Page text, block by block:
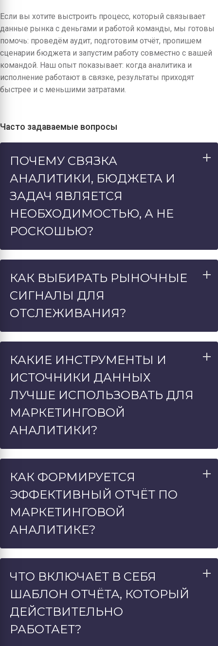
Если вы хотите выстроить процесс, который связывает
данные рынка с деньгами и работой команды, мы готовы
помочь: проведём аудит, подготовим отчёт, пропишем
сценарии бюджета и запустим работу совместно с вашей
командой. Наш опыт показывает: когда аналитика и
исполнение работают в связке, результаты приходят
быстрее и с меньшими затратами.
Часто задаваемые вопросы
ПОЧЕМУ СВЯЗКА
АНАЛИТИКИ, БЮДЖЕТА И
ЗАДАЧ ЯВЛЯЕТСЯ
НЕОБХОДИМОСТЬЮ, А НЕ
РОСКОШЬЮ?
КАК ВЫБИРАТЬ РЫНОЧНЫЕ
СИГНАЛЫ ДЛЯ
ОТСЛЕЖИВАНИЯ?
КАКИЕ ИНСТРУМЕНТЫ И
ИСТОЧНИКИ ДАННЫХ
ЛУЧШЕ ИСПОЛЬЗОВАТЬ ДЛЯ
МАРКЕТИНГОВОЙ
АНАЛИТИКИ?
КАК ФОРМИРУЕТСЯ
ЭФФЕКТИВНЫЙ ОТЧЁТ ПО
МАРКЕТИНГОВОЙ
АНАЛИТИКЕ?
ЧТО ВКЛЮЧАЕТ В СЕБЯ
ШАБЛОН ОТЧЁТА, КОТОРЫЙ
ДЕЙСТВИТЕЛЬНО
РАБОТАЕТ?